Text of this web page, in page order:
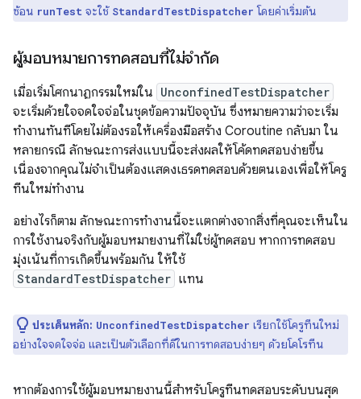
ซ้อน runTest จะใช้ StandardTestDispatcher โดยค่าเริ่มต้น
ผู้มอบหมายการทดสอบที่ไม่จํากัด
เมื่อเริ่มโศกนาฏกรรมใหม่ใน UnconfinedTestDispatcher
จะเริ่มด้วยใจจดใจจ่อในชุดข้อความปัจจุบัน ซึ่งหมายความว่าจะเริ่ม
ทำงานทันทีโดยไม่ต้องรอให้เครื่องมือสร้าง Coroutine กลับมา ใน
หลายกรณี ลักษณะการส่งแบบนี้จะส่งผลให้โค้ดทดสอบง่ายขึ้น
เนื่องจากคุณไม่จำเป็นต้องแสดงเธรดทดสอบด้วยตนเองเพื่อให้โครู
ทีนใหม่ทำงาน
อย่างไรก็ตาม ลักษณะการทำงานนี้จะแตกต่างจากสิ่งที่คุณจะเห็นใน
การใช้งานจริงกับผู้มอบหมายงานที่ไม่ใช่ผู้ทดสอบ หากการทดสอบ
มุ่งเน้นที่การเกิดขึ้นพร้อมกัน ให้ใช้
StandardTestDispatcher แทน
ประเด็นหลัก: UnconfinedTestDispatcher เรียกใช้โครูทีนใหม่
อย่างใจจดใจจ่อ และเป็นตัวเลือกที่ดีในการทดสอบง่ายๆ ด้วยโคโรทีน
หากต้องการใช้ผู้มอบหมายงานนี้สำหรับโครูทีนทดสอบระดับบนสุด